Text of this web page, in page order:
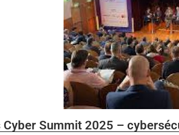
Summit 2025 –